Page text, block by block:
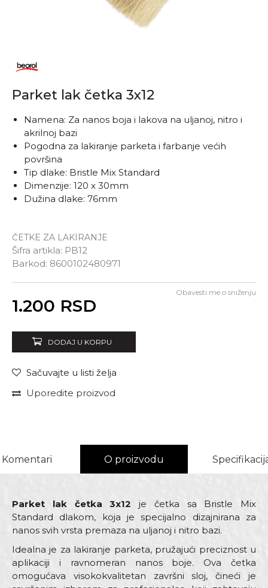
Parket lak četka 3x12
ČETKE ZA LAKIRANJE
Šifra artikla: PB12
Barkod: 8600102480971
Namena: Za nanos boja i lakova na uljanoj, nitro i
akrilnoj bazi
Pogodna za lakiranje parketa i farbanje većih
površina
Tip dlake: Bristle Mix Standard
Dimenzije: 120 x 30mm
Dužina dlake: 76mm
1.200 RSD
Obavesti me o sniženju
DODAJ U KORPU
Sačuvajte u listi želja
Uporedite proizvod
Komentari O proizvodu
Parket lak četka 3x12 je četka sa Bristle Mix
Standard dlakom, koja je specijalno dizajnirana za
nanos svih vrsta premaza na uljanoj i nitro bazi.
Idealna je za lakiranje parketa, pružajući preciznost u
aplikaciji i ravnomeran nanos boje. Ova četka
omogućava visokokvalitetan završni sloj, čineći je